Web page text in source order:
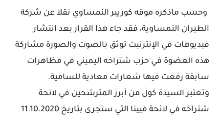
وحسب ماذكره موقه كوريير النمساوي نقلا عن شركة
الطيران النمساوية، فقد جاء هذا القرار بعد انتشار
فيديوهات في الإنترنيت توثق بالصوت والصورة مشاركة
هذه العضوة في حزب شتراخه اليميني في مظاهرات
سابقة رفعت فيها شعارات معادية للسامية.
وتعتبر السيدة كول من أبرز المترشحين في لائحة
شتراخه في لائحة فيينا التي ستجرى بتاريخ 11.10.2020